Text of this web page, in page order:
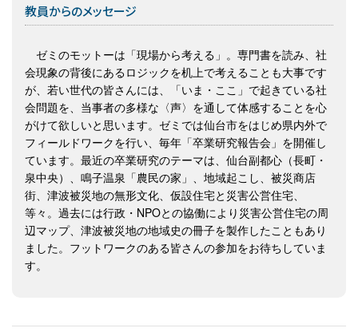
教員からのメッセージ
ゼミのモットーは「現場から考える」。専門書を読み、社
会現象の背後にあるロジックを机上で考えることも大事です
が、若い世代の皆さんには、「いま・ここ」で起きている社
会問題を、当事者の多様な〈声〉を通して体感することを心
がけて欲しいと思います。ゼミでは仙台市をはじめ県内外で
フィールドワークを行い、毎年「卒業研究報告会」を開催し
ています。最近の卒業研究のテーマは、仙台副都心（長町・
泉中央）、鳴子温泉「農民の家」、地域起こし、被災商店
街、津波被災地の無形文化、仮設住宅と災害公営住宅、
等々。過去には行政・NPOとの協働により災害公営住宅の周
辺マップ、津波被災地の地域史の冊子を製作したこともあり
ました。フットワークのある皆さんの参加をお待ちしていま
す。